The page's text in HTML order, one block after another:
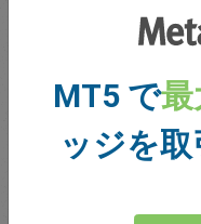
取引のための残高
合計のオープン損益
Total Premium
MT5 で最
ッジを取